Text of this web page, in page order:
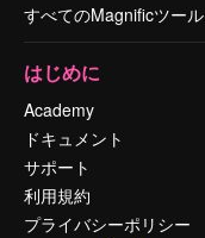
すべてのMagnificツール
はじめに
Academy
ドキュメント
サポート
利用規約
プライバシーポリシー